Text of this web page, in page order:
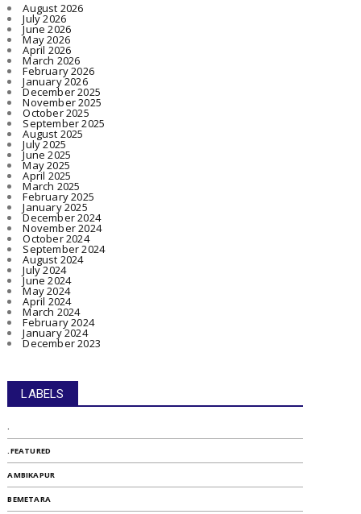
August 2026
July 2026
June 2026
May 2026
April 2026
March 2026
February 2026
January 2026
December 2025
November 2025
October 2025
September 2025
August 2025
July 2025
June 2025
May 2025
April 2025
March 2025
February 2025
January 2025
December 2024
November 2024
October 2024
September 2024
August 2024
July 2024
June 2024
May 2024
April 2024
March 2024
February 2024
January 2024
December 2023
LABELS
.
.FEATURED
AMBIKAPUR
BEMETARA